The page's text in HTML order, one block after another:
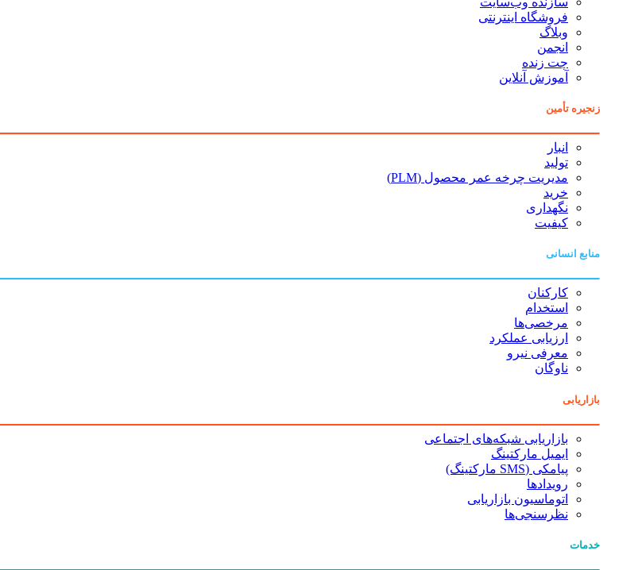
فروشگاه اینترنتی
وبلاگ
انجمن
چت زنده
آموزش آنلاین
زنجیره تأمین
انبار
تولید
مدیریت چرخه عمر محصول (PLM)
خرید
نگهداری
کیفیت
منابع انسانی
کارکنان
استخدام
مرخصی‌ها
ارزیابی عملکرد
معرفی نیرو
ناوگان
بازاریابی
بازاریابی شبکه‌های اجتماعی
ایمیل مارکتینگ
پیامکی (SMS مارکتینگ)
رویدادها
اتوماسیون بازاریابی
نظرسنجی‌ها
خدمات